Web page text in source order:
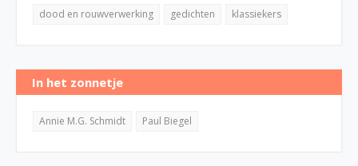
dood en rouwverwerking gedichten klassiekers
In het zonnetje
Annie M.G. Schmidt Paul Biegel